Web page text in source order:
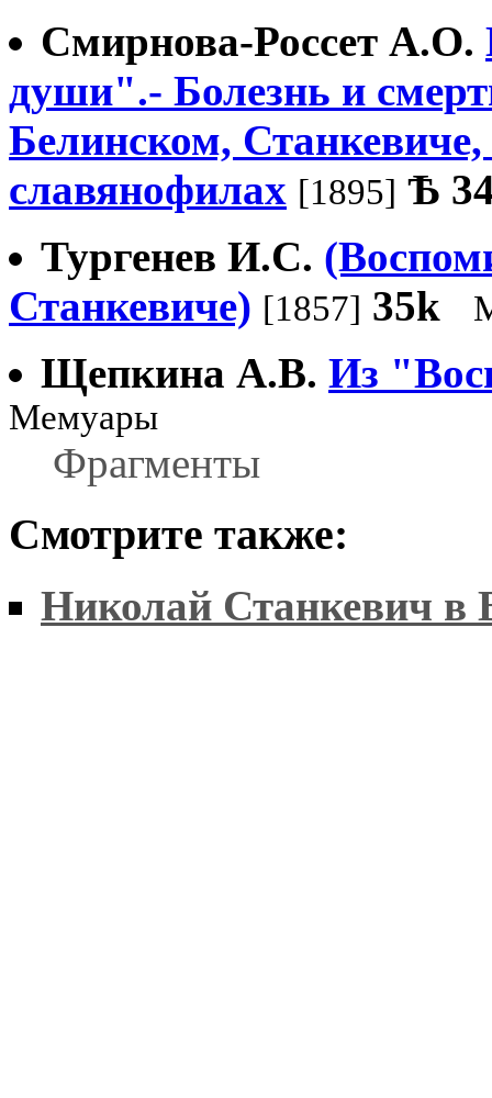
Смирнова-Россет А.О.
души".- Болезнь и
Белинском, Станкевиче,
славянофилах [1895] Ѣ
Тургенев И.С.
Станкевиче) [1857] 35k
Щепкина А.В. Из
Мемуары
Фрагменты
Смотрите также:
Николай Станкевич в